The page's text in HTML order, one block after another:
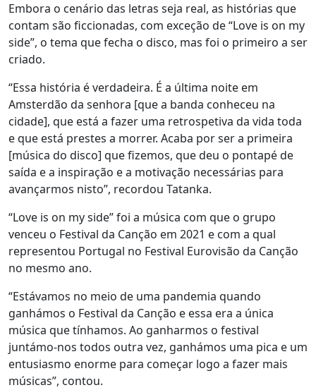
Embora o cenário das letras seja real, as histórias que
contam são ficcionadas, com exceção de “Love is on my
side”, o tema que fecha o disco, mas foi o primeiro a ser
criado.
“Essa história é verdadeira. É a última noite em
Amsterdão da senhora [que a banda conheceu na
cidade], que está a fazer uma retrospetiva da vida toda
e que está prestes a morrer. Acaba por ser a primeira
[música do disco] que fizemos, que deu o pontapé de
saída e a inspiração e a motivação necessárias para
avançarmos nisto”, recordou Tatanka.
“Love is on my side” foi a música com que o grupo
venceu o Festival da Canção em 2021 e com a qual
representou Portugal no Festival Eurovisão da Canção
no mesmo ano.
“Estávamos no meio de uma pandemia quando
ganhámos o Festival da Canção e essa era a única
música que tínhamos. Ao ganharmos o festival
juntámo-nos todos outra vez, ganhámos uma pica e um
entusiasmo enorme para começar logo a fazer mais
músicas”, contou.